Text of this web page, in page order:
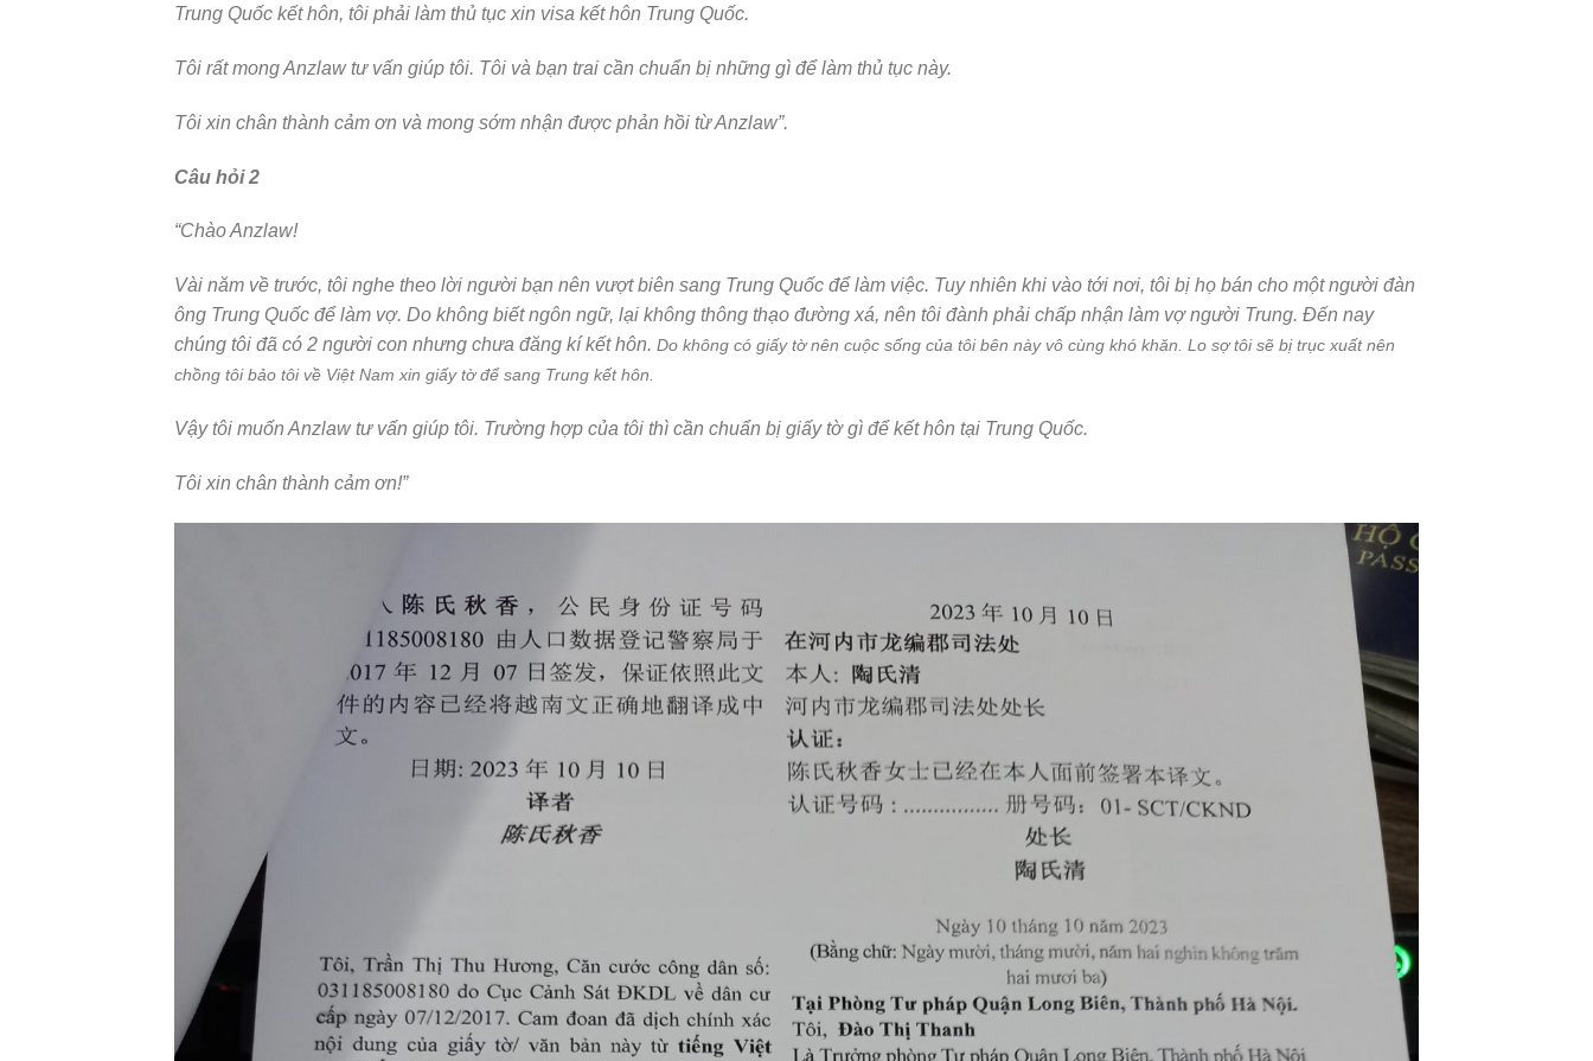
Trung Quốc kết hôn, tôi phải làm thủ tục xin visa kết hôn Trung Quốc.
Tôi rất mong Anzlaw tư vấn giúp tôi. Tôi và bạn trai cần chuẩn bị những gì để làm thủ tục này.
Tôi xin chân thành cảm ơn và mong sớm nhận được phản hồi từ Anzlaw”.
Câu hỏi 2
“Chào Anzlaw!
Vài năm về trước, tôi nghe theo lời người bạn nên vượt biên sang Trung Quốc để làm việc. Tuy nhiên khi vào tới nơi, tôi bị họ bán cho một người đàn
ông Trung Quốc để làm vợ. Do không biết ngôn ngữ, lại không thông thạo đường xá, nên tôi đành phải chấp nhận làm vợ người Trung. Đến nay
chúng tôi đã có 2 người con nhưng chưa đăng kí kết hôn. Do không có giấy tờ nên cuộc sống của tôi bên này vô cùng khó khăn. Lo sợ tôi sẽ bị trục xuất nên
chồng tôi bảo tôi về Việt Nam xin giấy tờ để sang Trung kết hôn.
Vậy tôi muốn Anzlaw tư vấn giúp tôi. Trường hợp của tôi thì cần chuẩn bị giấy tờ gì để kết hôn tại Trung Quốc.
Tôi xin chân thành cảm ơn!”